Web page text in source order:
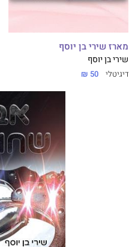
מארז שירי בן יוסף
שירי בן יוסף
דיגיטלי 50 ₪